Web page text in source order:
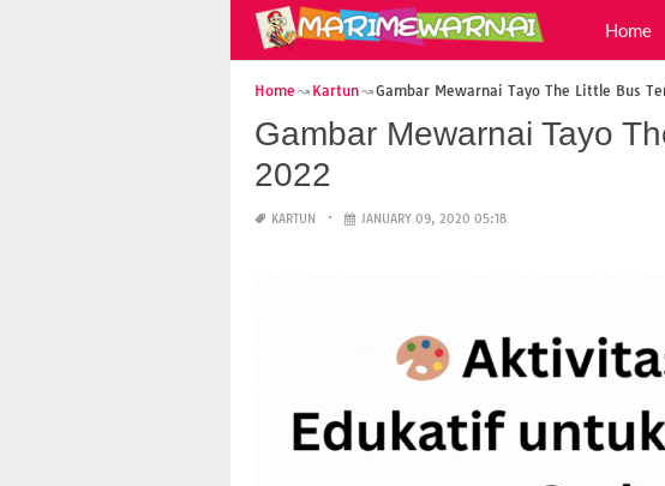
Home
Home Kartun Gambar Mewarnai Tayo The Little Bus
Gambar Mewarnai Tayo
2022
KARTUN JANUARY 09, 2020 05:18